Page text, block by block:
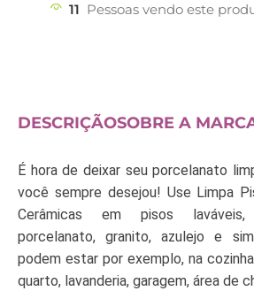
11 Pessoas vendo este
DESCRIÇÃOSOBRE A
É hora de deixar seu porcelanato
você sempre desejou! Use Limpa
Cerâmicas em pisos
porcelanato, granito, azulejo e
podem estar por exemplo, na
quarto, lavanderia, garagem, área de